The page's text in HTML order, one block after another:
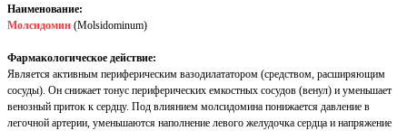
Наименование:
Молсидомин (Molsidominum)
Фармакологическое действие:
Является активным периферическим вазодилататором (средством, расширяющим
сосуды). Он снижает тонус периферических емкостных сосудов (венул) и уменьшает
венозный приток к сердцу. Под влиянием молсидомина понижается давление в
легочной артерии, уменьшаются наполнение левого желудочка сердца и напряжение